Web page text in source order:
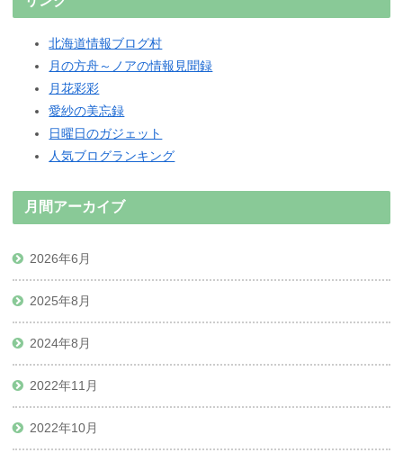
北海道情報ブログ村
月の方舟～ノアの情報見聞録
月花彩彩
愛紗の美忘録
日曜日のガジェット
人気ブログランキング
月間アーカイブ
2026年6月
2025年8月
2024年8月
2022年11月
2022年10月